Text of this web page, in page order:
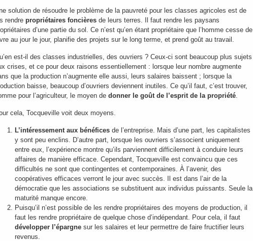
solution de résoudre le problème de la pauvreté pour les classes agricoles est de
rendre propriétaires foncières de leurs terres. Il faut rendre les paysans
d’une partie du sol. Ce n’est qu’en étant propriétaire que l’homme cesse de
au jour le jour, planifie des projets sur le long terme, et prend goût au travail.
est-il des classes industrielles, des ouvriers ? Ceux-ci sont beaucoup plus sujets
crises, et ce pour deux raisons essentiellement : lorsque leur nombre augmente
que la production n’augmente elle aussi, leurs salaires baissent ; lorsque la
baisse, beaucoup d’ouvriers deviennent inutiles. Ce qu’il faut, c’est trouver,
pour l’agriculteur, le moyen de donner le goût de l’esprit de la propriété
cela, Tocqueville voit deux moyens.
L’intéressement aux bénéfices de l’entreprise. Mais d’une part, les capitalistes
y sont peu enclins. D’autre part, lorsque les ouvriers s’associent uniquement
entre eux, l’expérience montre qu’ils parviennent difficilement à conduire leurs
affaires de manière efficace. Cependant, Tocqueville est convaincu que ces
difficultés ne sont que contingentes et contemporaines. À l’avenir, des
coopératives efficaces verront le jour avec succès. Il est dans l’air de la
démocratie que les associations se substituent aux individus puissants. Seule la
maturité manque encore.
Puisqu’il n’est possible de les rendre propriétaires des moyens de production, il
faut les rendre propriétaire de quelque chose d’indépendant. Pour cela, il faut
développer l’épargne sur les salaires et leur permettre de faire fructifier leurs
revenus.